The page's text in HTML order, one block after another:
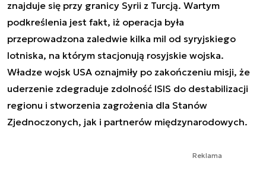
znajduje się przy granicy Syrii z Turcją. Wartym
podkreślenia jest fakt, iż operacja była
przeprowadzona zaledwie kilka mil od syryjskiego
lotniska, na którym stacjonują rosyjskie wojska.
Władze wojsk USA oznajmiły po zakończeniu misji, że
uderzenie zdegraduje zdolność ISIS do destabilizacji
regionu i stworzenia zagrożenia dla Stanów
Zjednoczonych, jak i partnerów międzynarodowych.
Reklama